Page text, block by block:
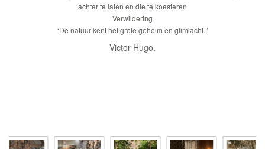
achter te laten en die te koesteren
Verwildering
‘De natuur kent het grote geheim en glimlacht..’
Victor Hugo.